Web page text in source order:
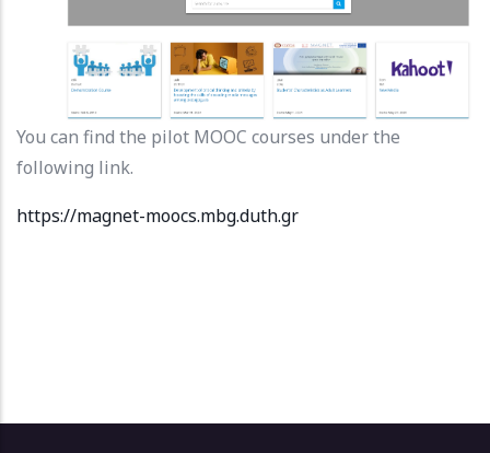
You can find the pilot MOOC courses under the
following link.
https://magnet-moocs.mbg.duth.gr